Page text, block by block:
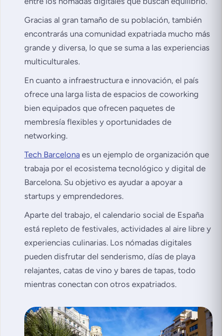
Gracias al gran tamaño de su población, también
encontrarás una comunidad expatriada mucho más
grande y diversa, lo que se suma a las experiencias
multiculturales.
En cuanto a infraestructura e innovación, el país
ofrece una larga lista de espacios de coworking
bien equipados que ofrecen paquetes de
membresía flexibles y oportunidades de
networking.
Tech Barcelona es un ejemplo de organización que
trabaja por el ecosistema tecnológico y digital de
Barcelona. Su objetivo es ayudar a apoyar a
startups y emprendedores.
Aparte del trabajo, el calendario social de España
está repleto de festivales, actividades al aire libre y
experiencias culinarias. Los nómadas digitales
pueden disfrutar del senderismo, días de playa
relajantes, catas de vino y bares de tapas, todo
mientras conectan con otros expatriados.